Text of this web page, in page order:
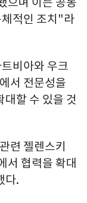
체적인 조치"라
비아와 우크
서 전문성을
할 수 있을 것
련 젤렌스키
서 협력을 확대
다.